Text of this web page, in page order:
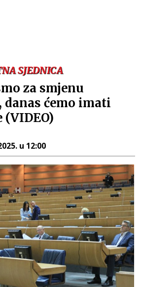
SJEDNICA
za smjenu
danas ćemo imati
u 12:00